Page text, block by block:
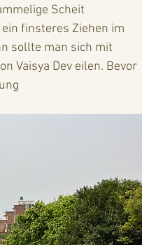
Scheit
finsteres Ziehen im
sollte man sich mit
Vaisya Dev eilen. Bevor